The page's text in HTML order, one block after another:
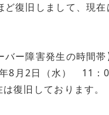
ど復旧しまして、現
バー障害発生の時間帯
8月2日（水） 11：
復旧しております。